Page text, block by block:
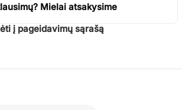
Mielai atsakysime
į pageidavimų sąrašą